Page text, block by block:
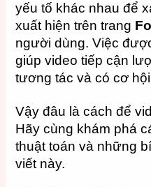
yếu tố khác nhau để
xuất hiện trên trang
người dùng. Việc
giúp video tiếp cận
tương tác và có cơ
Vậy đâu là cách để
Hãy cùng khám phá
thuật toán và những
viết này.